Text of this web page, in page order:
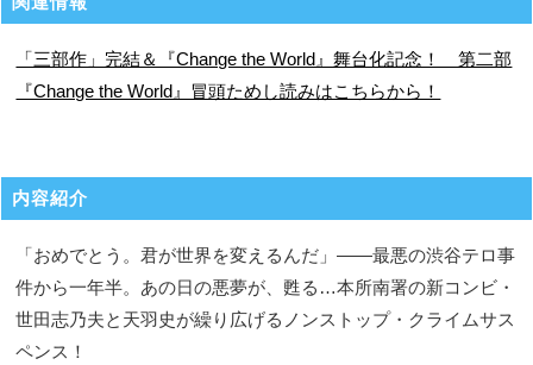
「三部作」完結＆『Change the World』舞台化記念！ 第二部
『Change the World』冒頭ためし読みはこちらから！
内容紹介
「おめでとう。君が世界を変えるんだ」――最悪の渋谷テロ事
件から一年半。あの日の悪夢が、甦る…本所南署の新コンビ・
世田志乃夫と天羽史が繰り広げるノンストップ・クライムサス
ペンス！